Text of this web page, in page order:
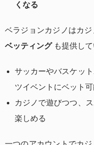
くなる
ベラジョンカジノはカジ
ベッティングも提供して
サッカーやバスケッ
ツイベントにベット
カジノで遊びつつ、
楽しめる